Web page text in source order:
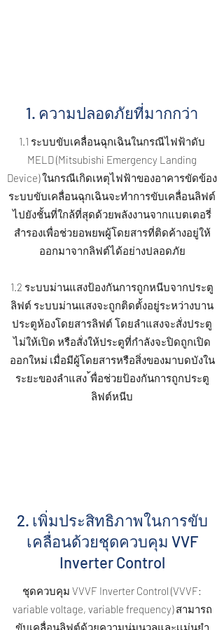
1. ความปลอดภัยที่มากกว่า
1.1 ระบบขับเคลื่อนฉุกเฉินในกรณีไฟฟ้าดับ
MELD (Mitsubishi Emergency Landing
Device) ในกรณีเกิดเหตุไฟฟ้าของอาคารขัดข้อง
ระบบขับเคลื่อนฉุกเฉินจะทำการขับเคลื่อนลิฟต์
ไปยังชั้นที่ใกล้ที่สุดด้วยพลังงานจากแบตเตอรี่
สำรองเพื่อช่วยอพยพผู้โดยสารที่ติดค้างอยู่ให้
ออกมาจากลิฟต์ได้อย่างปลอดภัย
1.2 ระบบม่านแสงป้องกันการถูกหนีบจากประตู
ลิฟต์ ระบบม่านแสงจะถูกติดตั้งอยู่ระหว่างบาน
ประตูห้องโดยสารลิฟต์ โดยลำแสงจะสั่งประตู
ไม่ให้เปิด หรือสั่งให้ประตูที่กำลังจะปิดถูกเปิด
ออกใหม่ เมื่อมีผู้โดยสารหรือสิ่งของมาบดบังใน
ระยะของลำแสง ้พื่อช่วยป้องกันการถูกประตู
ลิฟต์หนีบ
2. เพิ่มประสิทธิภาพในการขับ
เคลื่อนด้วยชุดควบคุม VVF
Inverter Control
ชุดควบคุม VVVF Inverter Control (VVVF:
variable voltage, variable frequency) สามารถ
ขับเคลื่อนลิฟต์ด้วยความนุ่มนวลและเเม่นยำ